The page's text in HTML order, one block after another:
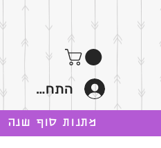
התחבר
מתנות סוף שנה